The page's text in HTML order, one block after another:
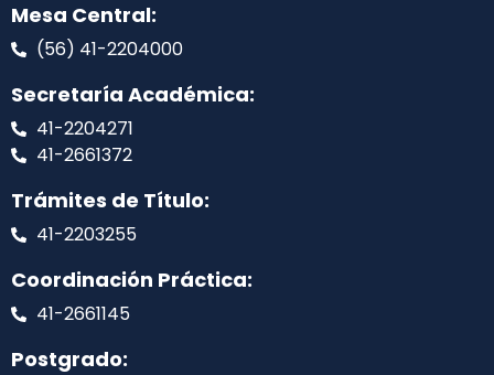
Mesa Central:
(56) 41-2204000
Secretaría Académica:
41-2204271
41-2661372
Trámites de Título:
41-2203255
Coordinación Práctica:
41-2661145
Postgrado: